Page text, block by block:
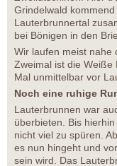
Grindelwald
Lauterbrunnertal
bei Bönigen in den
Wir laufen meist nahe
Zweimal ist die Weiße
Mal unmittelbar vor
Noch eine ruhige
Lauterbrunnen war
überbieten. Bis
nicht viel zu spüren.
es nun hingeht und
sein wird. Das